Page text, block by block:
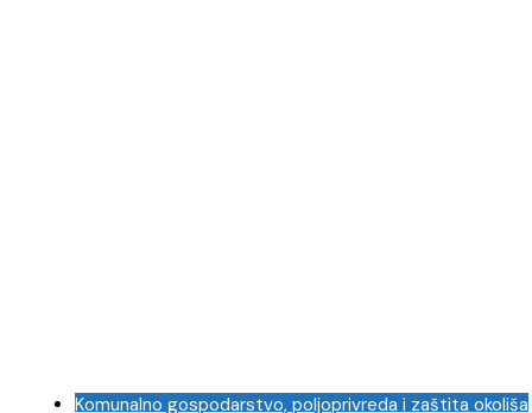
Komunalno gospodarstvo, poljoprivreda i zaštita okoliša